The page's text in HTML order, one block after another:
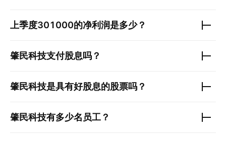
上季度301000的净利润是多少？
肇民科技支付股息吗？
肇民科技是具有好股息的股票吗？
肇民科技有多少名员工？